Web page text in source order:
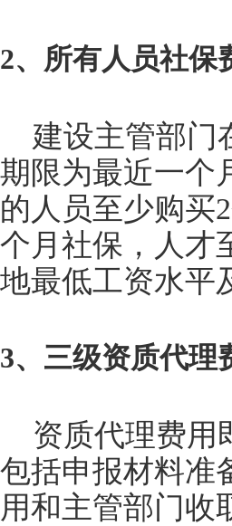
2、所有人员社保
建设主管部门
期限为最近一个
的人员至少购买
个月社保，人才
地最低工资水平
3、三级资质代理
资质代理费用
包括申报材料准
用和主管部门收